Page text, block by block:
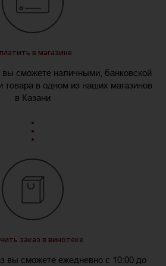
в магазине
вы сможете наличными, банковской
товара в одном из наших магазинов
в Казани
заказ в винотеке
вы сможете ежедневно с 10:00 до